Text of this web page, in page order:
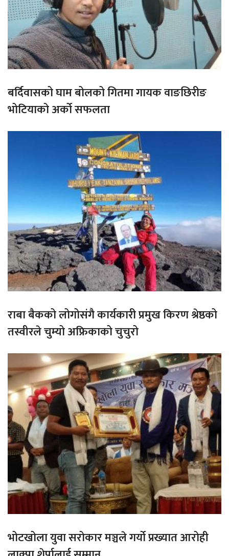
बर्दिवासको घाम बोलको गितमा गायक वाङछिरीङ
भोटियाको अर्को सफलता
राबा बैकको लोगोसंगै कार्यकारी प्रमुख किरण श्रेष्ठको
तस्वीरले चुम्यो अफ्रिकाको चुचुरो
भोटखोला युवा सरोकार मञ्चले गर्यो प्रख्यात आरोही